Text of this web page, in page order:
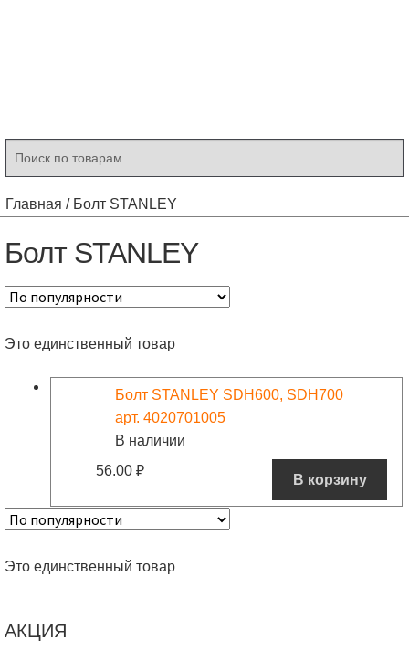
Главная / Болт STANLEY
Болт STANLEY
Это единственный товар
Болт STANLEY SDH600, SDH700
арт. 4020701005
В наличии
56.00 ₽
В корзину
Это единственный товар
АКЦИЯ